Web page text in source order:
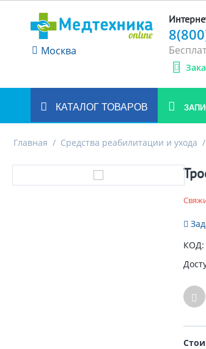
Москва
КАТАЛОГ ТОВАРОВ
Главная / Средства реабилитации и ухода /
КОД: